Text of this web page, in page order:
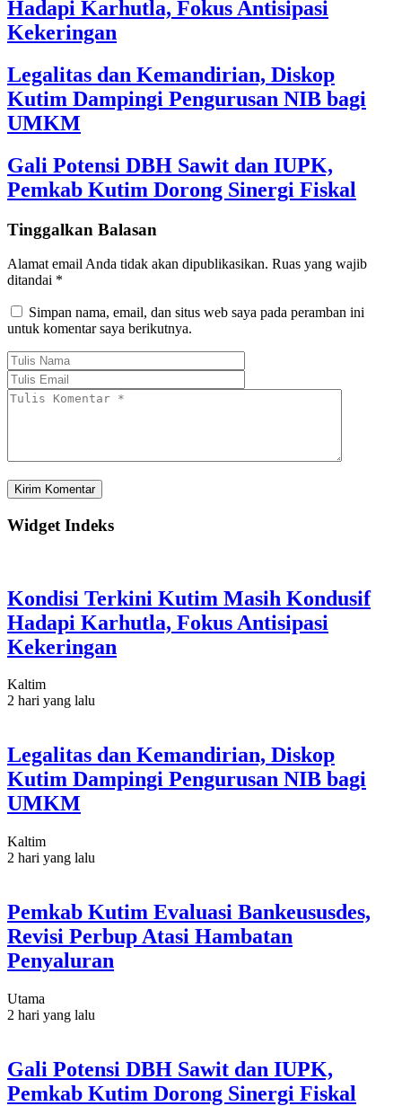
Hadapi Karhutla, Fokus Antisipasi
Kekeringan
Legalitas dan Kemandirian, Diskop
Kutim Dampingi Pengurusan NIB bagi
UMKM
Gali Potensi DBH Sawit dan IUPK,
Pemkab Kutim Dorong Sinergi Fiskal
Tinggalkan Balasan
Alamat email Anda tidak akan dipublikasikan. Ruas yang wajib
ditandai *
Simpan nama, email, dan situs web saya pada peramban ini
untuk komentar saya berikutnya.
Widget Indeks
Kondisi Terkini Kutim Masih Kondusif
Hadapi Karhutla, Fokus Antisipasi
Kekeringan
Kaltim
2 hari yang lalu
Legalitas dan Kemandirian, Diskop
Kutim Dampingi Pengurusan NIB bagi
UMKM
Kaltim
2 hari yang lalu
Pemkab Kutim Evaluasi Bankeususdes,
Revisi Perbup Atasi Hambatan
Penyaluran
Utama
2 hari yang lalu
Gali Potensi DBH Sawit dan IUPK,
Pemkab Kutim Dorong Sinergi Fiskal